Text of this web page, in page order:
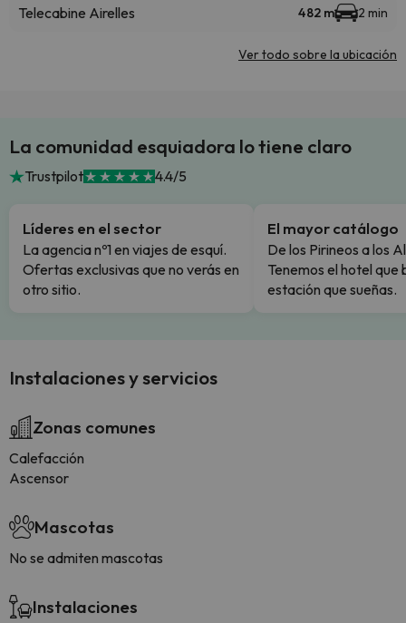
Telecabine Airelles 482 m 2 min
Ver todo sobre la ubicación
La comunidad esquiadora lo tiene claro
Trustpilot 4.4/5
Líderes en el sector
La agencia nº1 en viajes de esquí.
Ofertas exclusivas que no verás en
otro sitio.
El mayor catálogo
De los Pirineos a los
Tenemos el hotel que
estación que sueñas.
Instalaciones y servicios
Zonas comunes
Calefacción
Ascensor
Mascotas
No se admiten mascotas
Instalaciones